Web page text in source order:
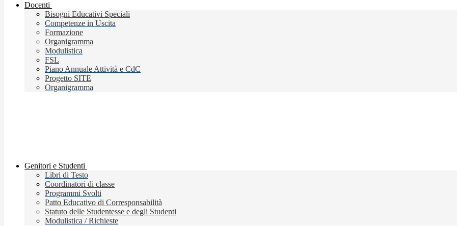
Docenti
Bisogni Educativi Speciali
Competenze in Uscita
Formazione
Organigramma
Modulistica
FSL
Piano Annuale Attività e CdC
Progetto SITE
Organigramma
Genitori e Studenti
Libri di Testo
Coordinatori di classe
Programmi Svolti
Patto Educativo di Corresponsabilità
Statuto delle Studentesse e degli Studenti
Modulistica / Richieste